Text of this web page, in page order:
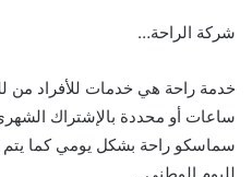
شركة الراحة…
خدمة راحة هي خدمات للأفراد من
ساعات أو محددة بالإشتراك
سماسكو راحة بشكل يومي كما